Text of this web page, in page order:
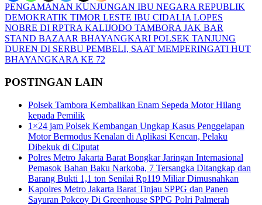
Navigasi
pos
PENGAMANAN KUNJUNGAN IBU NEGARA REPUBLIK
DEMOKRATIK TIMOR LESTE IBU CIDALIA LOPES
NOBRE DI RPTRA KALIJODO TAMBORA JAK BAR
STAND BAZAAR BHAYANGKARI POLSEK TANJUNG
DUREN DI SERBU PEMBELI, SAAT MEMPERINGATI HUT
BHAYANGKARA KE 72
POSTINGAN LAIN
Polsek Tambora Kembalikan Enam Sepeda Motor Hilang
kepada Pemilik
1×24 jam Polsek Kembangan Ungkap Kasus Penggelapan
Motor Bermodus Kenalan di Aplikasi Kencan, Pelaku
Dibekuk di Ciputat
Polres Metro Jakarta Barat Bongkar Jaringan Internasional
Pemasok Bahan Baku Narkoba, 7 Tersangka Ditangkap dan
Barang Bukti 1,1 ton Senilai Rp119 Miliar Dimusnahkan
Kapolres Metro Jakarta Barat Tinjau SPPG dan Panen
Sayuran Pokcoy Di Greenhouse SPPG Polri Palmerah